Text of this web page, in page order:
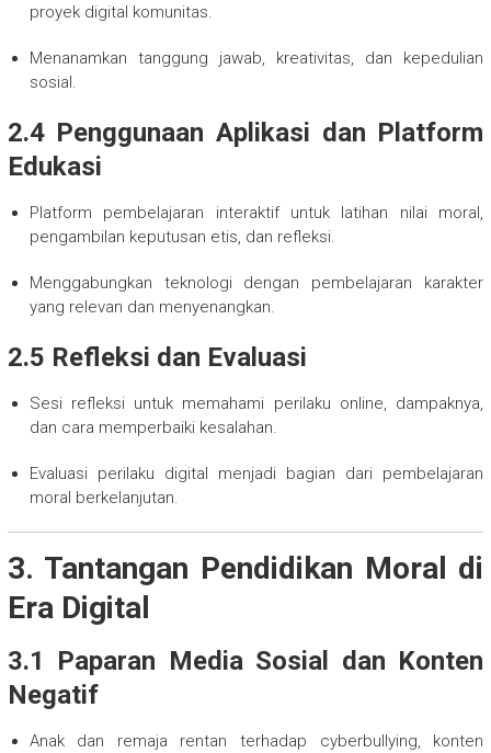
proyek digital komunitas.
Menanamkan tanggung jawab, kreativitas, dan kepedulian
sosial.
2.4 Penggunaan Aplikasi dan Platform
Edukasi
Platform pembelajaran interaktif untuk latihan nilai moral,
pengambilan keputusan etis, dan refleksi.
Menggabungkan teknologi dengan pembelajaran karakter
yang relevan dan menyenangkan.
2.5 Refleksi dan Evaluasi
Sesi refleksi untuk memahami perilaku online, dampaknya,
dan cara memperbaiki kesalahan.
Evaluasi perilaku digital menjadi bagian dari pembelajaran
moral berkelanjutan.
3. Tantangan Pendidikan Moral di
Era Digital
3.1 Paparan Media Sosial dan Konten
Negatif
Anak dan remaja rentan terhadap cyberbullying, konten